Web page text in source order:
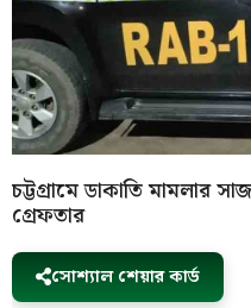
চট্টগ্রামে ডাকাতি মামলার
গ্রেফতার
সোশ্যাল শেয়ার কার্ড